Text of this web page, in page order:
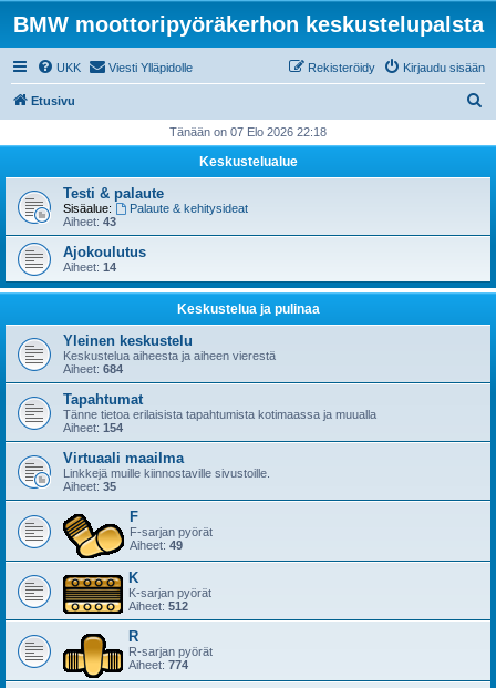
BMW moottoripyöräkerhon keskustelupalsta
UKK Viesti Ylläpidolle Kirjaudu sisään
Rekisteröidy
Etusivu
i
Tänään on 07 Elo 2026 22:18
Keskustelualue
Testi & palaute
Sisäalue:
Palaute & kehitysideat
Aiheet: 43
Ajokoulutus
Aiheet: 14
Keskustelua ja pulinaa
Yleinen keskustelu
Keskustelua aiheesta ja aiheen vierestä
Aiheet: 684
Tapahtumat
Tänne tietoa erilaisista tapahtumista kotimaassa ja muualla
Aiheet: 154
Virtuaali maailma
Linkkejä muille kiinnostaville sivustoille.
Aiheet: 35
F
F-sarjan pyörät
Aiheet: 49
K
K-sarjan pyörät
Aiheet: 512
R
R-sarjan pyörät
Aiheet: 774